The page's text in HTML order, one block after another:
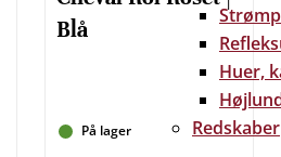
Huer,
Redskaber
Blå
På lager